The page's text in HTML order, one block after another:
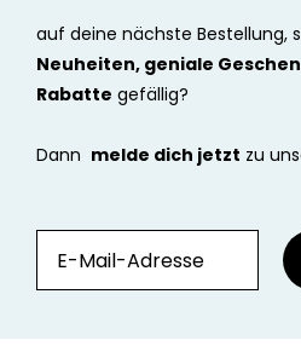
auf deine nächste Bestellung,
Neuheiten, geniale
Rabatte gefällig?
Dann melde dich jetzt zu